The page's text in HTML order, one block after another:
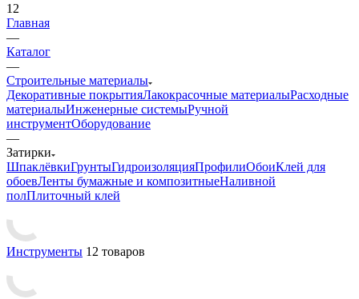
12
Главная
—
Каталог
—
Строительные материалы
Декоративные покрытияЛакокрасочные материалыРасходные
материалыИнженерные системыРучной
инструментОборудование
—
Затирки
ШпаклёвкиГрунтыГидроизоляцияПрофилиОбоиКлей для
обоевЛенты бумажные и композитныеНаливной
полПлиточный клей
Инструменты 12 товаров